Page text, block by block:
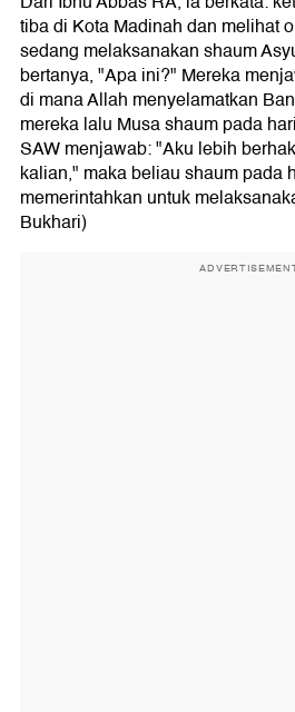
tiba di Kota Madinah dan melihat
sedang melaksanakan shaum
bertanya, "Apa ini?" Mereka
di mana Allah menyelamatkan
mereka lalu Musa shaum pada
SAW menjawab: "Aku lebih
kalian," maka beliau shaum pada
memerintahkan untuk
Bukhari)